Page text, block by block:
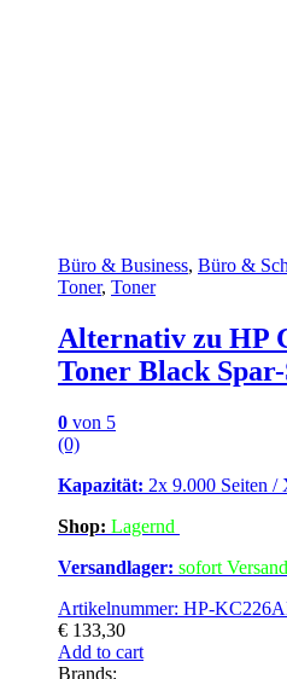
Büro & Business, Büro &
Toner, Toner
Alternativ zu HP
Toner Black
0 von 5
(0)
Kapazität: 2x 9.000 Seiten /
Shop: Lagernd
Versandlager: sofort
Artikelnummer: HP-
€ 133,30
Add to cart
Brands: